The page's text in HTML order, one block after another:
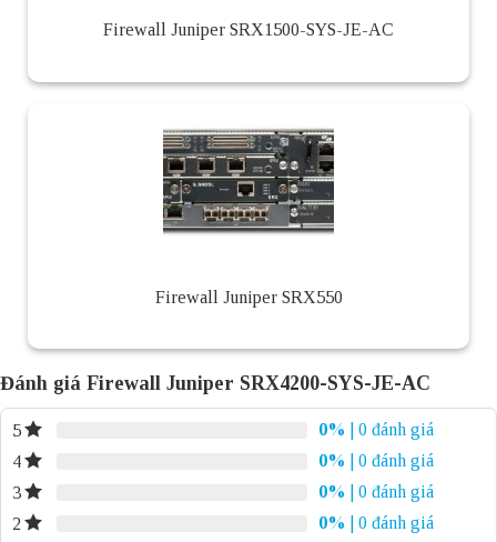
Firewall Juniper SRX1500-SYS-JE-AC
Firewall Juniper SRX550
Đánh giá Firewall Juniper SRX4200-SYS-JE-AC
5 0%
| 0 đánh giá
4
0%
| 0 đánh giá
3
0%
| 0 đánh giá
2
0%
| 0 đánh giá